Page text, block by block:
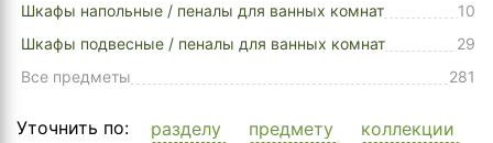
Шкафы напольные / пеналы для ванных комнат
10
Шкафы подвесные / пеналы для ванных комнат
29
Все предметы
281
Уточнить по: разделу предмету
коллекции